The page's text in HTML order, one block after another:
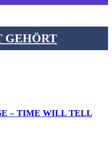
GEHÖRT
– TIME WILL TELL